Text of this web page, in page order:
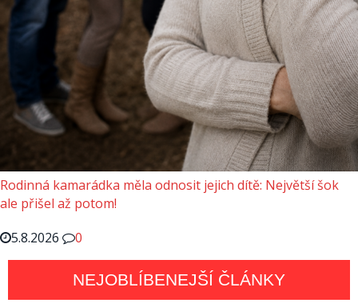
Rodinná kamarádka měla odnosit jejich dítě: Největší šok
ale přišel až potom!
5.8.2026
0
NEJOBLÍBENEJŠÍ ČLÁNKY